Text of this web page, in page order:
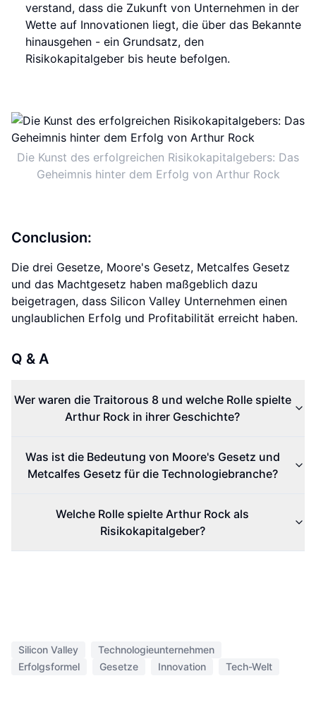
verstand, dass die Zukunft von Unternehmen in der
Wette auf Innovationen liegt, die über das Bekannte
hinausgehen - ein Grundsatz, den
Risikokapitalgeber bis heute befolgen.
Die Kunst des erfolgreichen Risikokapitalgebers: Das
Geheimnis hinter dem Erfolg von Arthur Rock
Conclusion:
Die drei Gesetze, Moore's Gesetz, Metcalfes Gesetz
und das Machtgesetz haben maßgeblich dazu
beigetragen, dass Silicon Valley Unternehmen einen
unglaublichen Erfolg und Profitabilität erreicht haben.
Q & A
Wer waren die Traitorous 8 und welche Rolle spielte
Arthur Rock in ihrer Geschichte?
Was ist die Bedeutung von Moore's Gesetz und
Metcalfes Gesetz für die Technologiebranche?
Welche Rolle spielte Arthur Rock als
Risikokapitalgeber?
Silicon Valley
Technologieunternehmen
Erfolgsformel
Gesetze Innovation Tech-Welt